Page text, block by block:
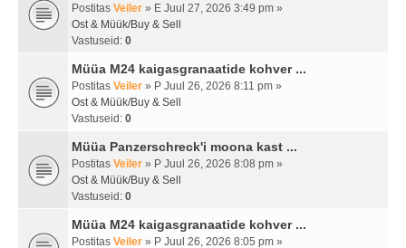
Postitas Veiler » E Juul 27, 2026 3:49 pm »
Ost & Müük/Buy & Sell
Vastuseid: 0
Müüa M24 kaigasgranaatide kohver ...
Postitas Veiler » P Juul 26, 2026 8:11 pm »
Ost & Müük/Buy & Sell
Vastuseid: 0
Müüa Panzerschreck'i moona kast ...
Postitas Veiler » P Juul 26, 2026 8:08 pm »
Ost & Müük/Buy & Sell
Vastuseid: 0
Müüa M24 kaigasgranaatide kohver ...
Postitas Veiler » P Juul 26, 2026 8:05 pm »